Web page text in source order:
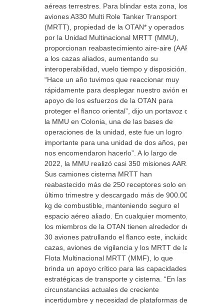
aéreas terrestres. Para blindar esta zona, los
aviones A330 Multi Role Tanker Transport
(MRTT), propiedad de la OTAN* y operados
por la Unidad Multinacional MRTT (MMU),
proporcionan reabastecimiento aire-aire (AAR)
a los cazas aliados, aumentando su
interoperabilidad, vuelo tiempo y disposición.
“Hace un año tuvimos que reaccionar muy
rápidamente para desplegar nuestro avión en
apoyo de los esfuerzos de la OTAN para
proteger el flanco oriental”, dijo un portavoz de
la MMU en Colonia, una de las bases de
operaciones de la unidad, este fue un logro
importante para una unidad de dos años, pero
nos encomendaron hacerlo”. A lo largo de
2022, la MMU realizó casi 350 misiones AAR.
Sus camiones cisterna MRTT han
reabastecido más de 250 receptores solo en el
último trimestre y descargado más de 900.000
kg de combustible, manteniendo seguro el
espacio aéreo aliado. En cualquier momento,
los miembros de la OTAN tienen alrededor de
30 aviones patrullando el flanco este, incluidos
cazas, aviones de vigilancia y los MRTT de la
Flota Multinacional MRTT (MMF), lo que
brinda un apoyo crítico para las capacidades
estratégicas de transporte y cisterna. “En las
circunstancias actuales de creciente
incertidumbre y necesidad de plataformas de